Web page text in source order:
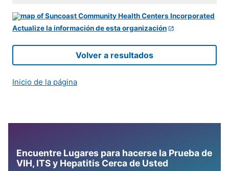
Actualize la información de esta organización
Volver a resultados
Inicio de la página
Encuentre Lugares para hacerse la Prueba de
VIH, ITS y Hepatitis Cerca de Usted